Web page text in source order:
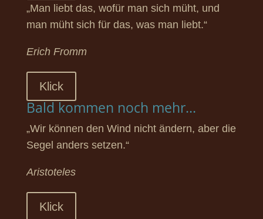
„Man liebt das, wofür man sich müht, und
man müht sich für das, was man liebt.“
Erich Fromm
Klick
Bald kommen noch mehr...
„Wir können den Wind nicht ändern, aber die
Segel anders setzen.“
Aristoteles
Klick